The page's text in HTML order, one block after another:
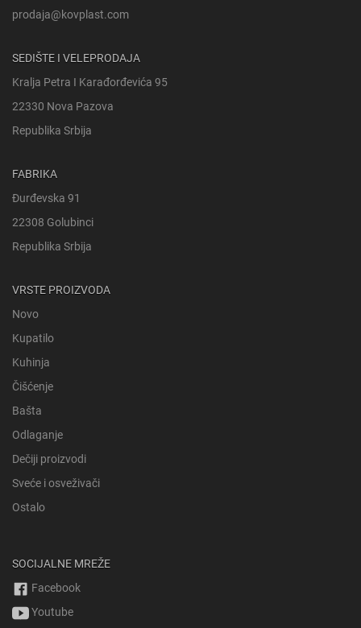
prodaja@kovplast.com
SEDIŠTE I VELEPRODAJA
Kralja Petra I Karađorđevića 95
22330 Nova Pazova
Republika Srbija
FABRIKA
Đurđevska 91
22308 Golubinci
Republika Srbija
VRSTE PROIZVODA
Novo
Kupatilo
Kuhinja
Čišćenje
Bašta
Odlaganje
Dečiji proizvodi
Sveće i osveživači
Ostalo
SOCIJALNE MREŽE
Facebook
Youtube